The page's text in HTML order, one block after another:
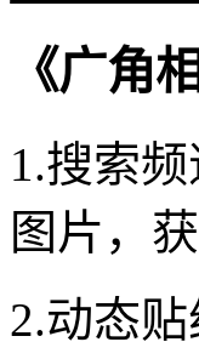
《广角
1.搜索
图片，
2.动态